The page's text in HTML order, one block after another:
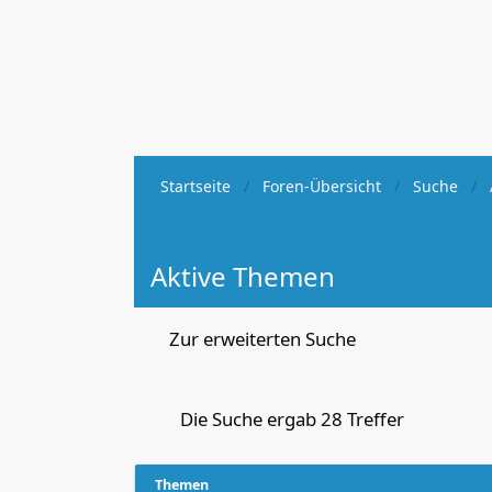
Startseite Foren-Übersicht Suche
Aktive Themen
Zur erweiterten Suche
Die Suche ergab 28 Treffer
Themen